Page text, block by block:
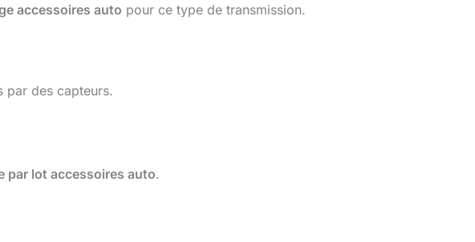
accessoires auto pour ce type de transmission.
par des capteurs.
par lot accessoires auto.